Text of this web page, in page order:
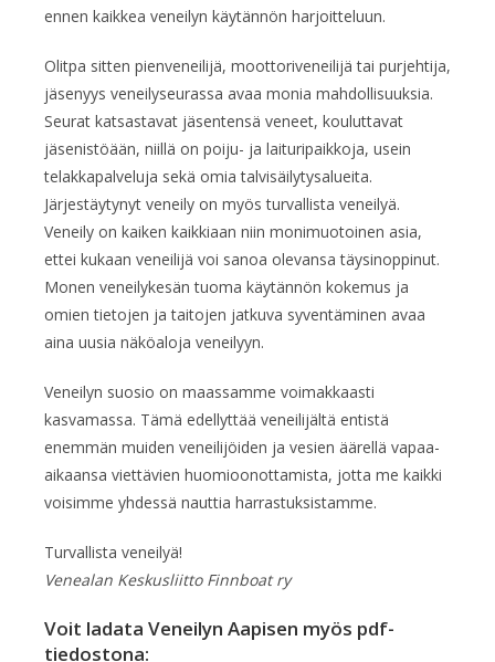
ennen kaikkea veneilyn käytännön harjoitteluun.
Olitpa sitten pienveneilijä, moottoriveneilijä tai purjehtija,
jäsenyys veneilyseurassa avaa monia mahdollisuuksia.
Seurat katsastavat jäsentensä veneet, kouluttavat
jäsenistöään, niillä on poiju- ja laituripaikkoja, usein
telakkapalveluja sekä omia talvisäilytysalueita.
Järjestäytynyt veneily on myös turvallista veneilyä.
Veneily on kaiken kaikkiaan niin monimuotoinen asia,
ettei kukaan veneilijä voi sanoa olevansa täysinoppinut.
Monen veneilykesän tuoma käytännön kokemus ja
omien tietojen ja taitojen jatkuva syventäminen avaa
aina uusia näköaloja veneilyyn.
Veneilyn suosio on maassamme voimakkaasti
kasvamassa. Tämä edellyttää veneilijältä entistä
enemmän muiden veneilijöiden ja vesien äärellä vapaa-
aikaansa viettävien huomioonottamista, jotta me kaikki
voisimme yhdessä nauttia harrastuksistamme.
Turvallista veneilyä!
Venealan Keskusliitto Finnboat ry
Voit ladata Veneilyn Aapisen myös pdf-
tiedostona: